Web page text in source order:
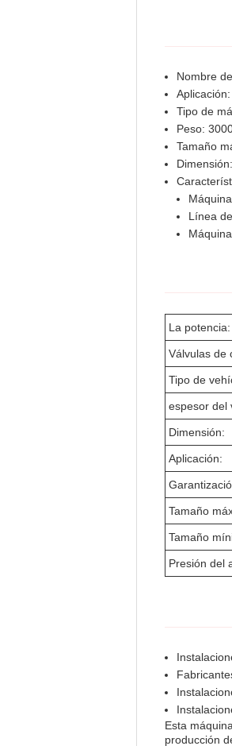
Nombre
Tipo de
Peso:
Tamaño
Línea
La potencia:
Válvulas de
Tipo de
espesor del
Dimensión:
Aplicación:
Tamaño
Tamaño
Presión del
Esta
producción